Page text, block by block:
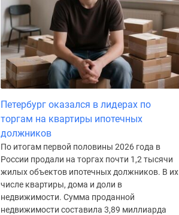
Петербург оказался в лидерах по
торгам на квартиры ипотечных
должников
По итогам первой половины 2026 года в
России продали на торгах почти 1,2 тысячи
жилых объектов ипотечных должников. В их
числе квартиры, дома и доли в
недвижимости. Сумма проданной
недвижимости составила 3,89 миллиарда